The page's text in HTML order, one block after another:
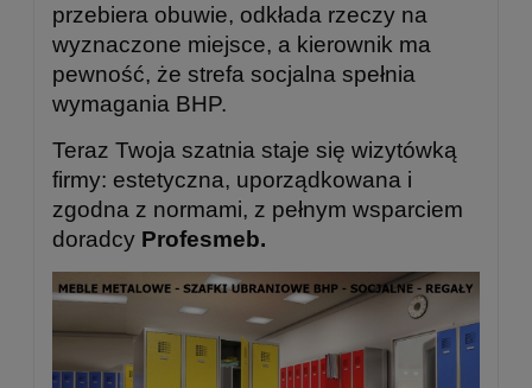
przebiera obuwie, odkłada rzeczy na
wyznaczone miejsce, a kierownik ma
pewność, że strefa socjalna spełnia
wymagania BHP.
Teraz Twoja szatnia staje się wizytówką
firmy: estetyczna, uporządkowana i
zgodna z normami, z pełnym wsparciem
doradcy Profesmeb.